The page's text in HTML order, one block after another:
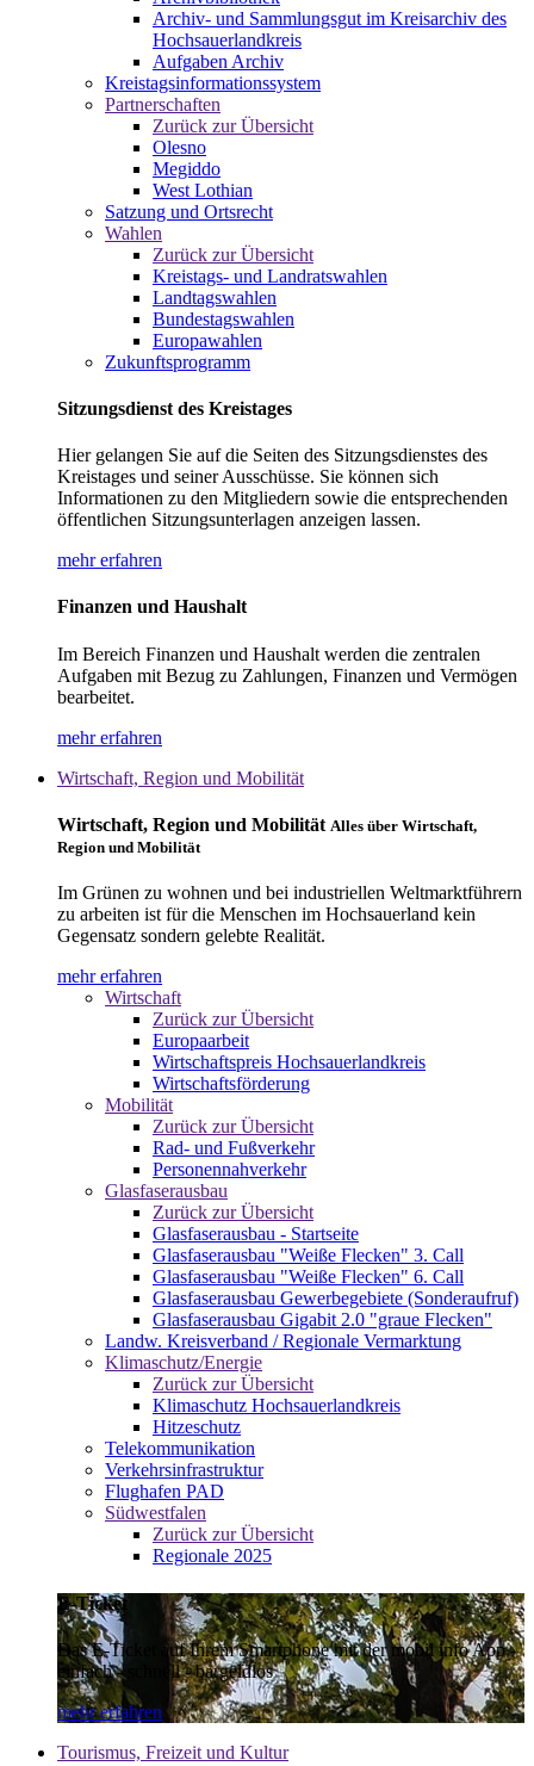
Archiv- und Sammlungsgut im Kreisarchiv des
Hochsauerlandkreis
Aufgaben Archiv
Kreistagsinformationssystem
Partnerschaften
Zurück zur Übersicht
Olesno
Megiddo
West Lothian
Satzung und Ortsrecht
Wahlen
Zurück zur Übersicht
Kreistags- und Landratswahlen
Landtagswahlen
Bundestagswahlen
Europawahlen
Zukunftsprogramm
Sitzungsdienst des Kreistages
Hier gelangen Sie auf die Seiten des Sitzungsdienstes des
Kreistages und seiner Ausschüsse. Sie können sich
Informationen zu den Mitgliedern sowie die entsprechenden
öffentlichen Sitzungsunterlagen anzeigen lassen.
mehr erfahren
Finanzen und Haushalt
Im Bereich Finanzen und Haushalt werden die zentralen
Aufgaben mit Bezug zu Zahlungen, Finanzen und Vermögen
bearbeitet.
mehr erfahren
Wirtschaft, Region und Mobilität
Wirtschaft, Region und Mobilität Alles über Wirtschaft,
Region und Mobilität
Im Grünen zu wohnen und bei industriellen Weltmarktführern
zu arbeiten ist für die Menschen im Hochsauerland kein
Gegensatz sondern gelebte Realität.
mehr erfahren
Wirtschaft
Zurück zur Übersicht
Europaarbeit
Wirtschaftspreis Hochsauerlandkreis
Wirtschaftsförderung
Mobilität
Zurück zur Übersicht
Rad- und Fußverkehr
Personennahverkehr
Glasfaserausbau
Zurück zur Übersicht
Glasfaserausbau - Startseite
Glasfaserausbau "Weiße Flecken" 3. Call
Glasfaserausbau "Weiße Flecken" 6. Call
Glasfaserausbau Gewerbegebiete (Sonderaufruf)
Glasfaserausbau Gigabit 2.0 "graue Flecken"
Landw. Kreisverband / Regionale Vermarktung
Klimaschutz/Energie
Zurück zur Übersicht
Klimaschutz Hochsauerlandkreis
Hitzeschutz
Telekommunikation
Verkehrsinfrastruktur
Flughafen PAD
Südwestfalen
Zurück zur Übersicht
Regionale 2025
E-Ticket
Das E-Ticket auf Ihrem Smartphone mit der mobil info App -
einfach - schnell - bargeldlos
mehr erfahren
Tourismus, Freizeit und Kultur